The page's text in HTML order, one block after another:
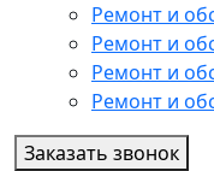
Ремонт и
Ремонт и
Ремонт и
Ремонт и
Заказать звонок